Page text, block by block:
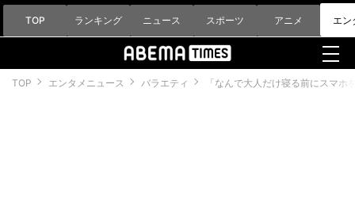
TOP ランキング ニュース スポーツ アニメ エン
TOP エンタメニュース バラエティ 「なんで大人だけ寝る前にスマ